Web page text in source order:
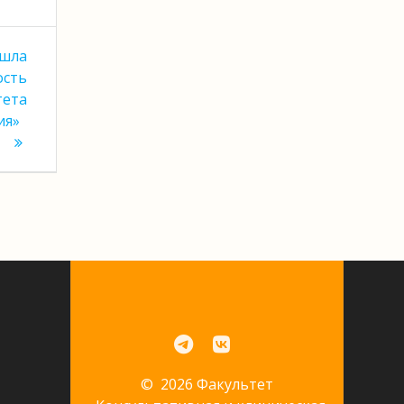
© 2026 Факультет